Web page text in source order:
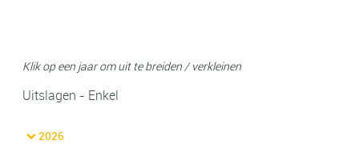
Klik op een jaar om uit te breiden / verkleinen
Uitslagen - Enkel
2026